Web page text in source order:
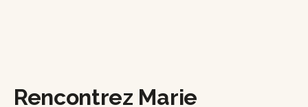
Rencontrez Marie